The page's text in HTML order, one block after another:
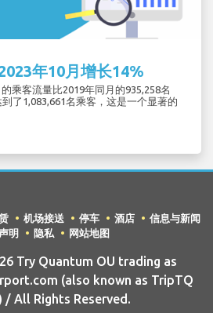
年10月增长14%
乘客流量比2019年同月的935,258名
了1,083,661名乘客，这是一个显著的
机场接送 停车 酒店
信息与新闻
明
隐私 网站地图
Try Quantum OU trading as
(also known as TripTQ
/ All Rights Reserved.